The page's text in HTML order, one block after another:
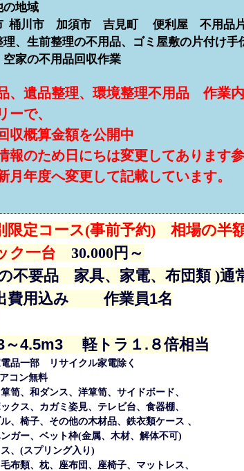
の地域
桶川市 加須市 吉見町 便利屋 不用品
理、生前整理の不用品、ゴミ屋敷の片付け
家の不用品回収作業
、遺品整理、環境整理不用品 作業
ーで、
収概算金額を公開中
報のため日にちは変更してあります
月年度へ変更して記載しています。
限定コース(事前予約) 相場の
ク一台 30.000円～
不要品 家具、家電、布団類 )通
費用込み 作業員1名
～4.5m3 軽トラ１.８倍相当
品一部 リサイクル家電除く
ン無料
笥、和ダンス、洋箪笥、サイドボード、
クス、カガミ姿見、テレビ台、食器棚、
、椅子、その他の木材品、鉄衣類ケース 、
ガー、ベット枠(金属、木材、解体不可)
、(スプリング入り)
布類、枕、座布団、座椅子、マットレス、